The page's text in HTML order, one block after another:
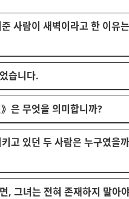
사람이 새벽이라고 한 이유는
습니다.
은 무엇을 의미합니까?
고 있던 두 사람은 누구였을까
, 그녀는 전혀 존재하지 말아